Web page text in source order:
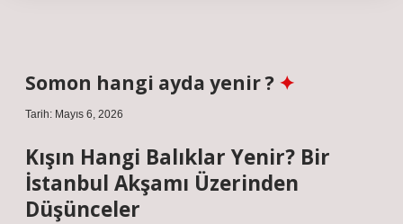
Somon hangi ayda yenir ?
Tarih: Mayıs 6, 2026
Kışın Hangi Balıklar Yenir? Bir
İstanbul Akşamı Üzerinden
Düşünceler